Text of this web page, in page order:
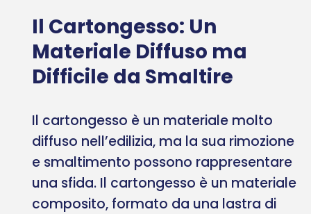
Il Cartongesso: Un
Materiale Diffuso ma
Difficile da Smaltire
Il cartongesso è un materiale molto
diffuso nell’edilizia, ma la sua rimozione
e smaltimento possono rappresentare
una sfida. Il cartongesso è un materiale
composito, formato da una lastra di